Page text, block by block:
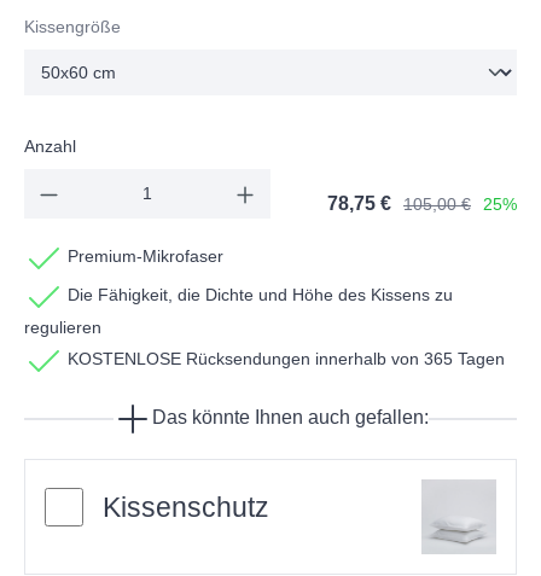
Kissengröße
Anzahl
78,75 € 105,00 € 25%
Premium-Mikrofaser
Die Fähigkeit, die Dichte und Höhe des Kissens zu
regulieren
KOSTENLOSE Rücksendungen innerhalb von 365 Tagen
Das könnte Ihnen auch gefallen:
Kissenschutz